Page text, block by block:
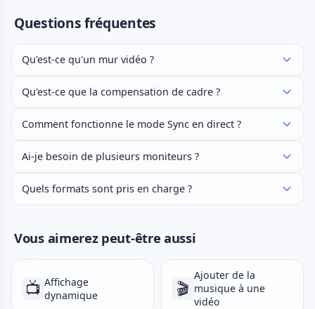
Questions fréquentes
Qu'est-ce qu'un mur vidéo ?
Qu'est-ce que la compensation de cadre ?
Comment fonctionne le mode Sync en direct ?
Ai-je besoin de plusieurs moniteurs ?
Quels formats sont pris en charge ?
Vous aimerez peut-être aussi
📺 Affichage
dynamique
🎬
Ajouter de la
musique à une
vidéo